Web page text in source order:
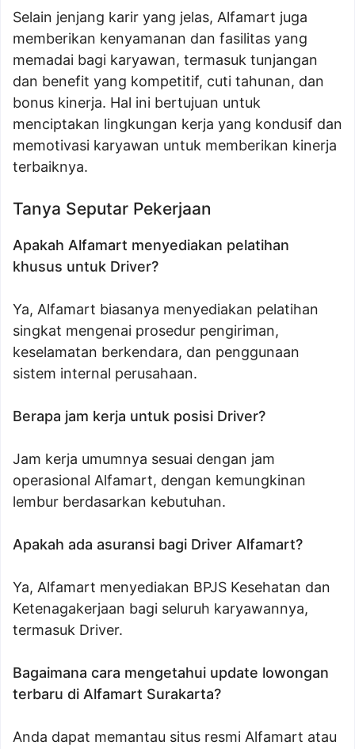
Selain jenjang karir yang jelas, Alfamart juga
memberikan kenyamanan dan fasilitas yang
memadai bagi karyawan, termasuk tunjangan
dan benefit yang kompetitif, cuti tahunan, dan
bonus kinerja. Hal ini bertujuan untuk
menciptakan lingkungan kerja yang kondusif dan
memotivasi karyawan untuk memberikan kinerja
terbaiknya.
Tanya Seputar Pekerjaan
Apakah Alfamart menyediakan pelatihan
khusus untuk Driver?
Ya, Alfamart biasanya menyediakan pelatihan
singkat mengenai prosedur pengiriman,
keselamatan berkendara, dan penggunaan
sistem internal perusahaan.
Berapa jam kerja untuk posisi Driver?
Jam kerja umumnya sesuai dengan jam
operasional Alfamart, dengan kemungkinan
lembur berdasarkan kebutuhan.
Apakah ada asuransi bagi Driver Alfamart?
Ya, Alfamart menyediakan BPJS Kesehatan dan
Ketenagakerjaan bagi seluruh karyawannya,
termasuk Driver.
Bagaimana cara mengetahui update lowongan
terbaru di Alfamart Surakarta?
Anda dapat memantau situs resmi Alfamart atau